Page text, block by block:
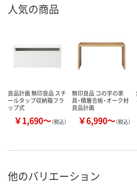
人気の商品
良品計画 無印良品 スチ
ールタップ収納箱フラ
ップ式
￥1,690～（税込）
無印良品 コの字の家
具・積層合板・オーク材
良品計画
￥6,990～（税込）
他のバリエーション